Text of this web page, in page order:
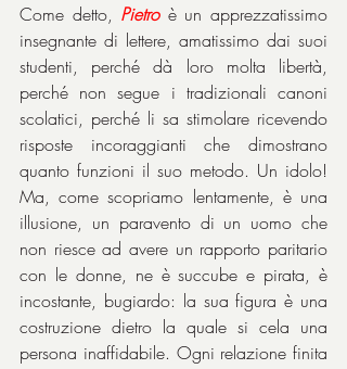
Come detto, Pietro è un apprezzatissimo
insegnante di lettere, amatissimo dai suoi
studenti, perché dà loro molta libertà,
perché non segue i tradizionali canoni
scolatici, perché li sa stimolare ricevendo
risposte incoraggianti che dimostrano
quanto funzioni il suo metodo. Un idolo!
Ma, come scopriamo lentamente, è una
illusione, un paravento di un uomo che
non riesce ad avere un rapporto paritario
con le donne, ne è succube e pirata, è
incostante, bugiardo: la sua figura è una
costruzione dietro la quale si cela una
persona inaffidabile. Ogni relazione finita